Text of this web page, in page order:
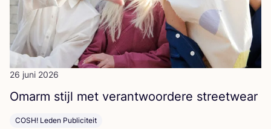
26 juni 2026
Omarm stijl met ver­ant­woor­de­re streetwear
COSH! Leden Publiciteit